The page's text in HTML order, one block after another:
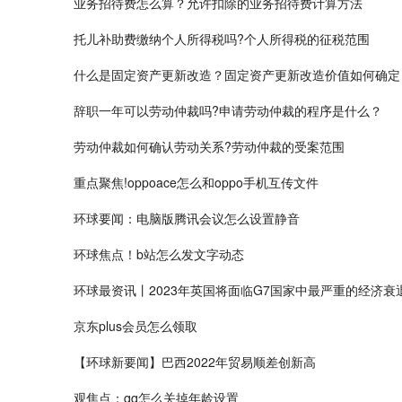
托儿补助费缴纳个人所得税吗?个人所得税的征税范围
什么是固定资产更新改造？固定资产更新改造价值如何确
辞职一年可以劳动仲裁吗?申请劳动仲裁的程序是什么？
劳动仲裁如何确认劳动关系?劳动仲裁的受案范围
重点聚焦!oppoace怎么和oppo手机互传文件
环球要闻：电脑版腾讯会议怎么设置静音
环球焦点！b站怎么发文字动态
环球最资讯丨2023年英国将面临G7国家中最严重的经济衰
京东plus会员怎么领取
【环球新要闻】巴西2022年贸易顺差创新高
观焦点：qq怎么关掉年龄设置